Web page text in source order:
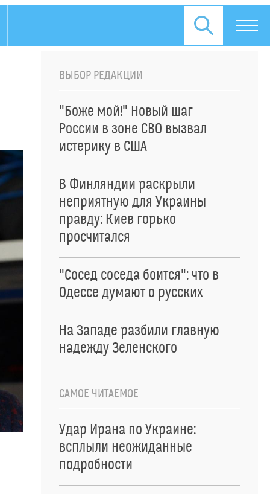
ВЫБОР РЕДАКЦИИ
"Боже мой!" Новый шаг
России в зоне СВО вызвал
истерику в США
В Финляндии раскрыли
неприятную для Украины
правду: Киев горько
просчитался
"Сосед соседа боится": что в
Одессе думают о русских
На Западе разбили главную
надежду Зеленского
САМОЕ ЧИТАЕМОЕ
Удар Ирана по Украине:
всплыли неожиданные
подробности